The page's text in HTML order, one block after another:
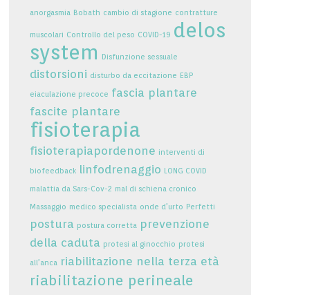
anorgasmia Bobath cambio di stagione contratture
muscolari Controllo del peso COVID-19 delos
system
Disfunzione sessuale
distorsioni disturbo da eccitazione EBP
eiaculazione precoce fascia plantare
fascite plantare
fisioterapia
fisioterapiapordenone interventi di
biofeedback linfodrenaggio LONG COVID
malattia da Sars-Cov-2 mal di schiena cronico
Massaggio medico specialista onde d’urto Perfetti
postura postura corretta prevenzione
della caduta protesi al ginocchio protesi
all’anca riabilitazione nella terza età
riabilitazione perineale